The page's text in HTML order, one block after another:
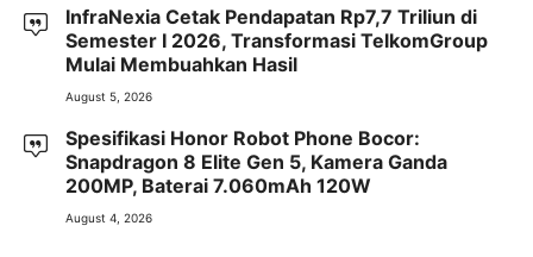
InfraNexia Cetak Pendapatan Rp7,7 Triliun di
Semester I 2026, Transformasi TelkomGroup
Mulai Membuahkan Hasil
August 5, 2026
Spesifikasi Honor Robot Phone Bocor:
Snapdragon 8 Elite Gen 5, Kamera Ganda
200MP, Baterai 7.060mAh 120W
August 4, 2026